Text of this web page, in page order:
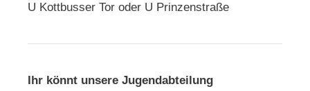
U Kottbusser Tor oder U Prinzenstraße
Ihr könnt unsere Jugendabteilung